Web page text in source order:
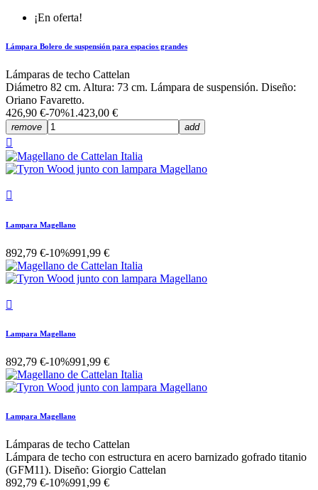
¡En oferta!
Lámpara Bolero de suspensión para espacios grandes
Lámparas de techo Cattelan
Diámetro 82 cm. Altura: 73 cm. Lámpara de suspensión. Diseño:
Oriano Favaretto.
426,90 €-70%1.423,00 €
remove add


Lampara Magellano
892,79 €-10%991,99 €

Lampara Magellano
892,79 €-10%991,99 €
Lampara Magellano
Lámparas de techo Cattelan
Lámpara de techo con estructura en acero barnizado gofrado titanio
(GFM11). Diseño: Giorgio Cattelan
892,79 €-10%991,99 €